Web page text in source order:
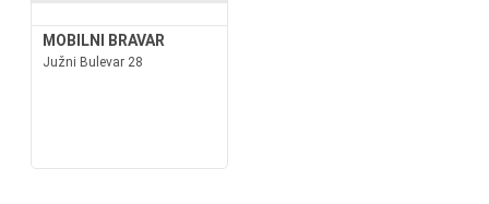
MOBILNI BRAVAR
Južni Bulevar 28